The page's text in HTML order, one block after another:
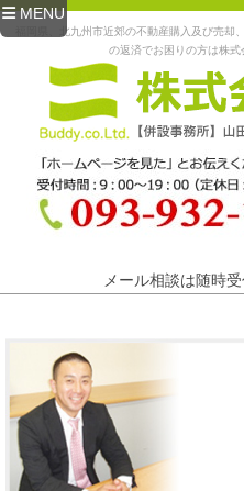
MENU
福岡県、北九州市近郊の不動産購入及び売
の返済でお困りの方は株式
メール相談は随時